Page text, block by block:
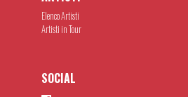
Elenco Artisti
Artisti in Tour
SOCIAL